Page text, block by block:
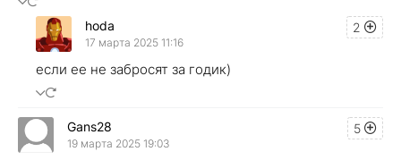
2
hoda
17 марта 2025 11:16
если ее не забросят за годик)
5
Gans28
19 марта 2025 19:03